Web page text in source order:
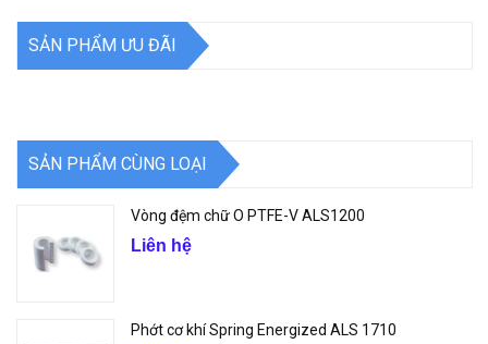
SẢN PHẨM ƯU ĐÃI
SẢN PHẨM CÙNG LOẠI
Vòng đệm chữ O PTFE-V ALS1200
Liên hệ
Phớt cơ khí Spring Energized ALS 1710